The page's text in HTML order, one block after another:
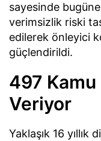
sayesinde
verimsizlik riski
edilerek önleyici
güçlendirildi.
497
Veriyor
Yaklaşık 16